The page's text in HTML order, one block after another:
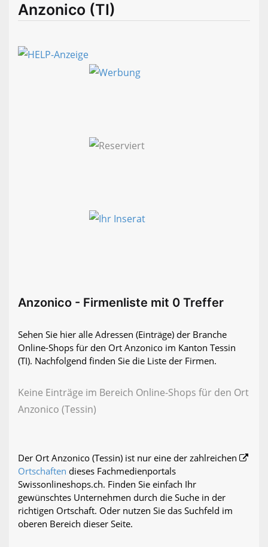
Anzonico (TI)
Anzonico - Firmenliste mit 0 Treffer
Sehen Sie hier alle Adressen (Einträge) der Branche
Online-Shops für den Ort Anzonico im Kanton Tessin
(TI). Nachfolgend finden Sie die Liste der Firmen.
Keine Einträge im Bereich Online-Shops für den Ort
Anzonico (Tessin)
Der Ort Anzonico (Tessin) ist nur eine der zahlreichen
Ortschaften dieses Fachmedienportals
Swissonlineshops.ch. Finden Sie einfach Ihr
gewünschtes Unternehmen durch die Suche in der
richtigen Ortschaft. Oder nutzen Sie das Suchfeld im
oberen Bereich dieser Seite.